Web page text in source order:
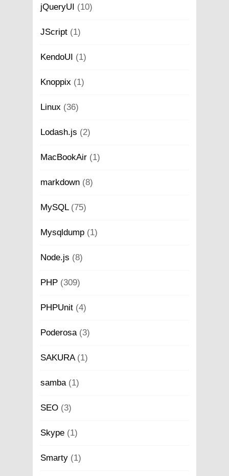
jQueryUI (10)
JScript (1)
KendoUI (1)
Knoppix (1)
Linux (36)
Lodash.js (2)
MacBookAir (1)
markdown (8)
MySQL(75)
Mysqldump (1)
Node.js (8)
PHP (309)
PHPUnit (4)
Poderosa(3)
SAKURA(1)
samba(1)
SEO (3)
Skype (1)
Smarty (1)